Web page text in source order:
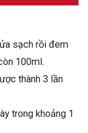
sạch rồi đem
100ml.
thành 3 lần
trong khoảng 1